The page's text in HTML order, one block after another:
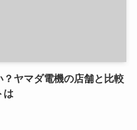
ヤマダ電機の店舗と比較
は